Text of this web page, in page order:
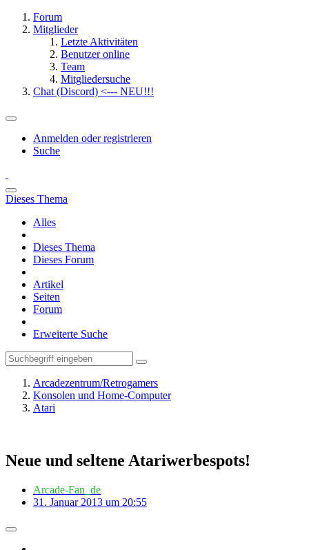
Forum
Mitglieder
Letzte Aktivitäten
Benutzer online
Team
Mitgliedersuche
Chat (Discord) <--- NEU!!!
Anmelden oder registrieren
Suche
Dieses Thema
Alles
Dieses Thema
Dieses Forum
Artikel
Seiten
Forum
Erweiterte Suche
Arcadezentrum/Retrogamers
Konsolen und Home-Computer
Atari
Neue und seltene Atariwerbespots!
Arcade-Fan_de
31. Januar 2013 um 20:55